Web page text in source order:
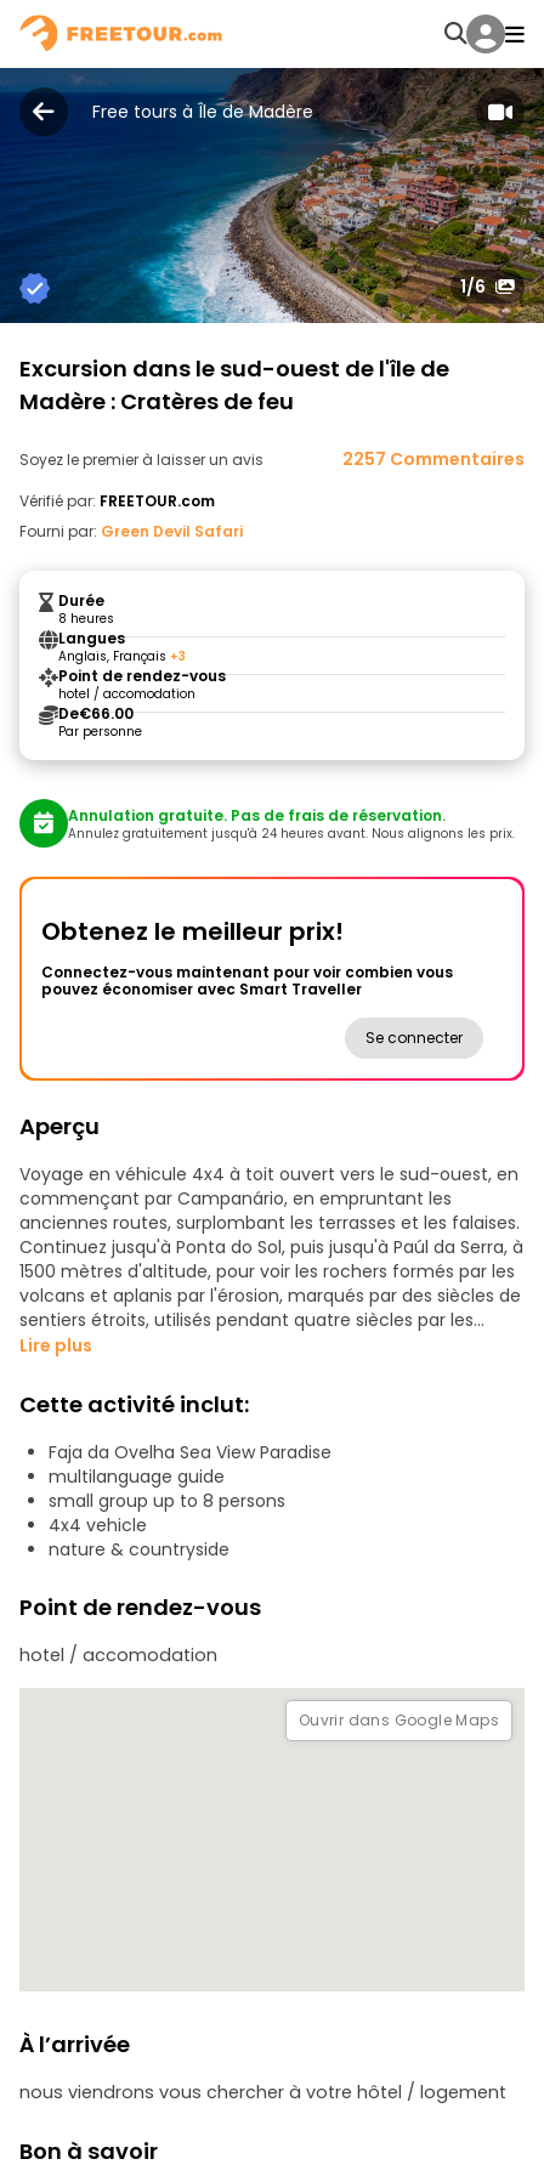
Free tours à Île de Madère
1/6
Excursion dans le sud-ouest de l'île de
Madère : Cratères de feu
Soyez le premier à laisser un avis 2257 Commentaires
Vérifié par: FREETOUR.com
Fourni par: Green Devil Safari
Durée
8 heures
Langues
Anglais, Français +3
Point de rendez-vous
hotel / accomodation
De€66.00
Par personne
Annulation gratuite. Pas de frais de réservation.
Annulez gratuitement jusqu'à 24 heures avant. Nous alignons les prix.
Obtenez le meilleur prix!
Connectez-vous maintenant pour voir combien vous
pouvez économiser avec Smart Traveller
Se connecter
Aperçu
Voyage en véhicule 4x4 à toit ouvert vers le sud-ouest, en
commençant par Campanário, en empruntant les
anciennes routes, surplombant les terrasses et les falaises.
Continuez jusqu'à Ponta do Sol, puis jusqu'à Paúl da Serra, à
1500 mètres d'altitude, pour voir les rochers formés par les
volcans et aplanis par l'érosion, marqués par des siècles de
sentiers étroits, utilisés pendant quatre siècles par les
habitants qui transportaient et conduisaient leurs animaux
Fajã da Ovelha, vous verrez des paysages d'une beauté
majestueuse et d'une profondeur incroyable. Découvrez
des vallées recouvertes d'un manteau vert dense qui
mènent à la chaleur de la partie sud-ouest de l'île. En
montant et en descendant, vous vivrez une aventure
palpitante, faite d'une multitude de couleurs, de senteurs,
de paysages et d'histoires de cultures mélangées,
partagées par les habitants que vous rencontrerez le long
Lire plus
Cette activité inclut:
Faja da Ovelha Sea View Paradise
multilanguage guide
small group up to 8 persons
4x4 vehicle
nature & countryside
Point de rendez-vous
hotel / accomodation
Ouvrir dans Google Maps
À l’arrivée
nous viendrons vous chercher à votre hôtel / logement
Bon à savoir